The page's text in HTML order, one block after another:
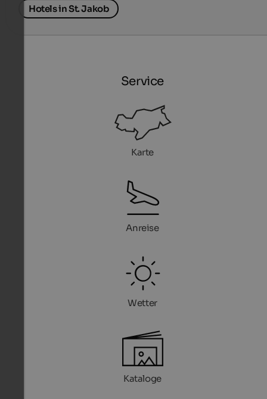
Hotels in St. Jakob
Service
Karte
Anreise
Wetter
Kataloge